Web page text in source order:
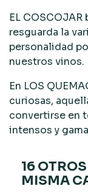
EL COSCOJAR
resguarda la
personalidad
nuestros vinos.
En LOS
curiosas,
convertirse en
intensos y
16
MISMA